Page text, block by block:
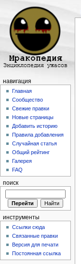
навигация
Главная
Сообщество
Свежие правки
Новые страницы
Добавить историю
Правила добавления
Случайная статья
Общий рейтинг
Галерея
FAQ
поиск
инструменты
Ссылки сюда
Связанные правки
Версия для печати
Постоянная ссылка